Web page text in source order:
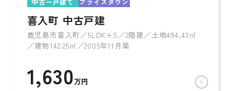
喜入町 中古戸建
鹿児島市喜入町／5LDK+S／2階建／土地494.43㎡
／建物142.25㎡／2005年11月築
1,630万円